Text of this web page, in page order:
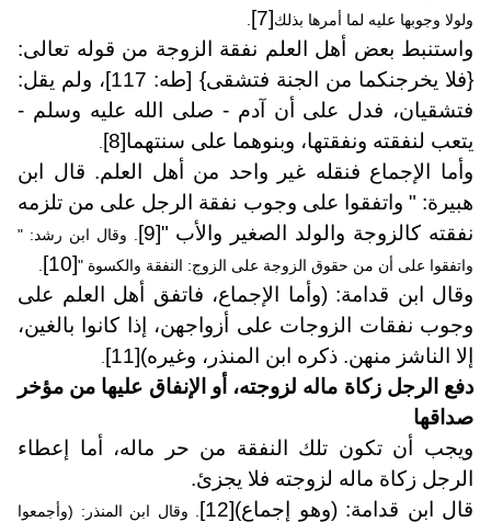
ولولا وجوبها عليه لما أمرها بذلك[7]
واستنبط بعض أهل العلم نفقة الزوجة من قوله تعالى:
{فلا يخرجنكما من الجنة فتشقى} [طه: 117]، ولم يقل:
فتشقيان، فدل على أن آدم - صلى الله عليه وسلم -
يتعب لنفقته ونفقتها، وبنوهما على سنتهما[8]
وأما الإجماع فنقله غير واحد من أهل العلم. قال ابن
هبيرة: " واتفقوا على وجوب نفقة الرجل على من تلزمه
نفقته كالزوجة والولد الصغير والأب "[9] . وقال ابن رشد: "
واتفقوا على أن من حقوق الزوجة على الزوج: النفقة والكسوة "[10]
وقال ابن قدامة: (وأما الإجماع، فاتفق أهل العلم على
وجوب نفقات الزوجات على أزواجهن، إذا كانوا بالغين،
إلا الناشز منهن. ذكره ابن المنذر، وغيره)[11]
دفع الرجل زكاة ماله لزوجته، أو الإنفاق عليها من مؤخر
صداقها
ويجب أن تكون تلك النفقة من حر ماله، أما إعطاء
الرجل زكاة ماله لزوجته فلا يجزئ.
قال ابن قدامة: (وهو إجماع)[12] . وقال ابن المنذر: (وأجمعوا